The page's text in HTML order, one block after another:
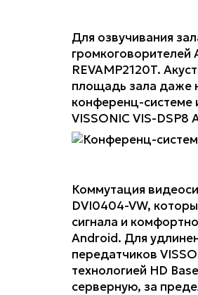
Для озвучивания
REVAMP2120T.
площадь зала даже
конференц-системе
VISSONIC VIS-DSP8
Коммутация
DVI0404-VW,
сигнала и
Android. Для
передатчиков
технологией HD
серверную, за